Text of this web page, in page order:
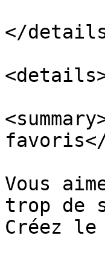
</
favoris</
Vous
trop de
Créez